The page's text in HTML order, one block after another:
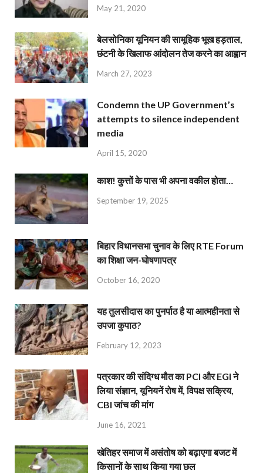
May 21, 2020
बेलसोनिका यूनियन की सामूहिक भूख हड़ताल,
छंटनी के खिलाफ आंदोलन तेज करने का आह्वान
March 27, 2023
Condemn the UP Government’s
attempts to silence independent
media
April 15, 2020
काश! कुत्तों के पास भी अपना वकील होता…
September 19, 2025
बिहार विधानसभा चुनाव के लिए RTE Forum
का शिक्षा जन-घोषणापत्र
October 16, 2020
यह तुलसीदास का पुनर्पाठ है या आत्महीनता से
उपजा कुपाठ?
February 12, 2023
पत्रकार की संदिग्ध मौत का PCI और EGI ने
लिया संज्ञान, यूनियनें रोष में, विपक्ष सक्रिय,
CBI जांच की मांग
June 16, 2021
खेतिहर समाज में असंतोष को बढ़ाएगा बजट में
किसानों के साथ किया गया छल